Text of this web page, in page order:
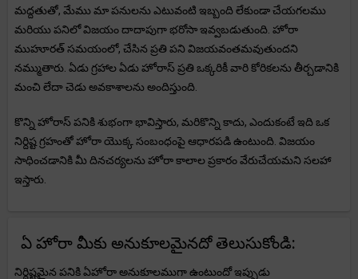
మద్దతుతో, మేము మా పనులను ఎటువంటి ఇబ్బంది లేకుండా చేయగలము
మరియు పనిలో విజయం దాదాపుగా భరోసా ఇవ్వబడుతుంది. హోరా
ముహూరత్ సమయంలో, చేసిన ప్రతి పని విజయవంతమవుతుందని
నమ్ముతారు. ఏడు గ్రహాల ఏడు హోరాస్ ప్రతి ఒక్కరికీ వారి కోరికలను తీర్చడానికి
మంచి లేదా చెడు అవకాశాలను అందిస్తుంది.
కొన్ని హోరాస్ పనికి శుభంగా భావిస్తారు, మరికొన్ని కాదు, ఎందుకంటే ఇది ఒక
నిర్దిష్ట గ్రహంతో హోరా యొక్క సంబంధంపై ఆధారపడి ఉంటుంది. విజయం
సాధించడానికి మీ దినచర్యలను హోరా కాలాల ప్రకారం వేరుచేయమని సలహా
ఇస్తారు.
ఏ హోరా మీకు అనుకూలమైనదో తెలుసుకోండి:
నిర్దిష్టమైన పనికి ఏహోరా అనుకూలముగా ఉంటుందో ఇప్పుడు